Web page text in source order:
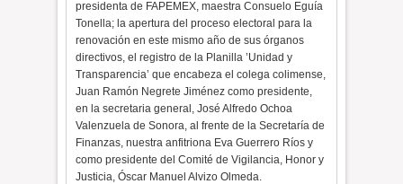
presidenta de FAPEMEX, maestra Consuelo Eguía
Tonella; la apertura del proceso electoral para la
renovación en este mismo año de sus órganos
directivos, el registro de la Planilla ’Unidad y
Transparencia’ que encabeza el colega colimense,
Juan Ramón Negrete Jiménez como presidente,
en la secretaria general, José Alfredo Ochoa
Valenzuela de Sonora, al frente de la Secretaría de
Finanzas, nuestra anfitriona Eva Guerrero Ríos y
como presidente del Comité de Vigilancia, Honor y
Justicia, Óscar Manuel Alvizo Olmeda.